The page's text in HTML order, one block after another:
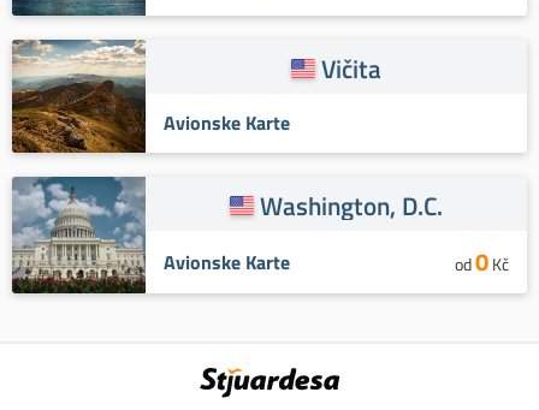
Vičita
Avionske Karte
Washington, D.C.
Avionske Karte od0Kč